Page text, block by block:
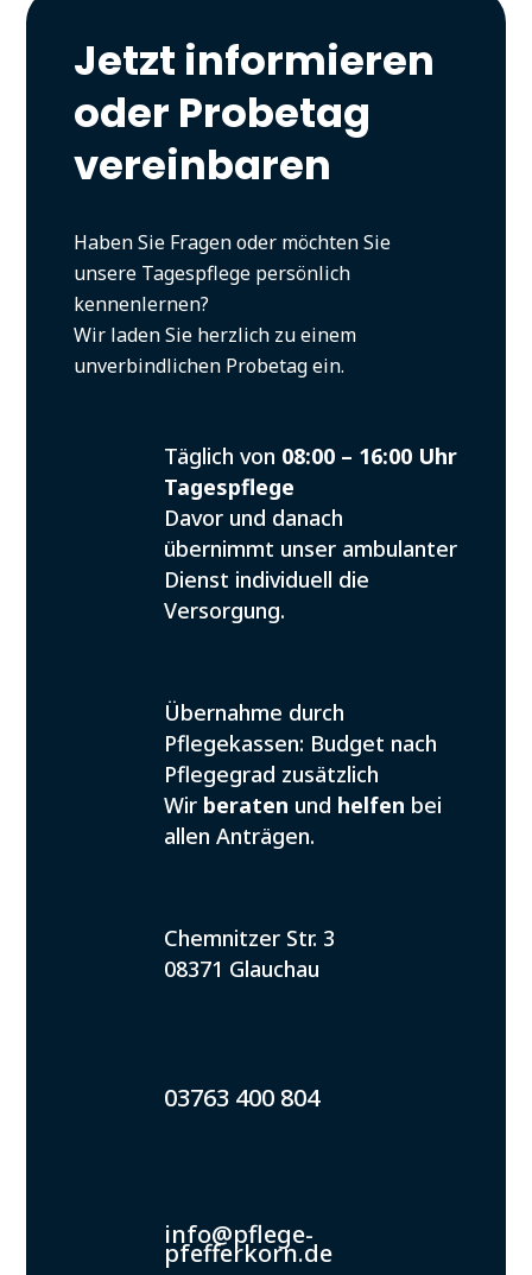
Jetzt informieren
oder Probetag
vereinbaren
Haben Sie Fragen oder möchten Sie
unsere Tagespflege persönlich
kennenlernen?
Wir laden Sie herzlich zu einem
unverbindlichen Probetag ein.
Täglich von 08:00 – 16:00 Uhr
Tagespflege
Davor und danach
übernimmt unser ambulanter
Dienst individuell die
Versorgung.
Übernahme durch
Pflegekassen: Budget nach
Pflegegrad zusätzlich
Wir beraten und helfen bei
allen Anträgen.
Chemnitzer Str. 3
08371 Glauchau
03763 400 804
info@pflege-
pfefferkorn.de